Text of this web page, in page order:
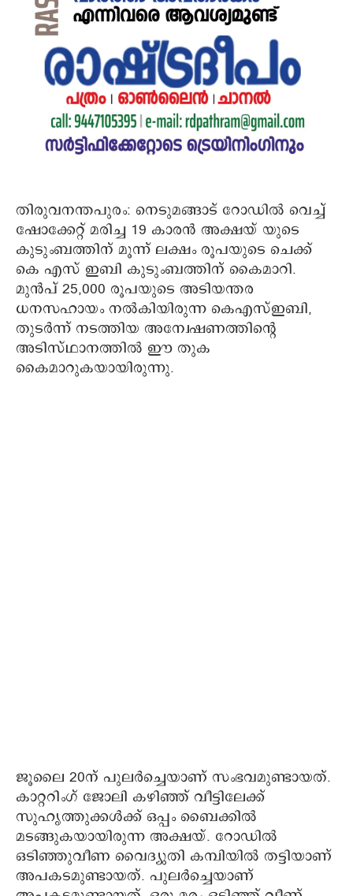
തിരുവനന്തപുരം: നെടുമങ്ങാട് റോഡിൽ വെച്ച്
ഷോക്കേറ്റ് മരിച്ച 19 കാരൻ അക്ഷയ് യുടെ
കുടുംബത്തിന് മൂന്ന് ലക്ഷം രൂപയുടെ ചെക്ക്
കെ എസ് ഇബി കുടുംബത്തിന് കൈമാറി.
മുൻപ് 25,000 രൂപയുടെ അടിയന്തര
ധനസഹായം നൽകിയിരുന്ന കെഎസ്ഇബി,
തുടർന്ന് നടത്തിയ അന്വേഷണത്തിന്റെ
അടിസ്ഥാനത്തിൽ ഈ തുക
കൈമാറുകയായിരുന്നു.
ജൂലൈ 20ന് പുലർച്ചെയാണ് സംഭവമുണ്ടായത്.
കാറ്ററിംഗ് ജോലി കഴിഞ്ഞ് വീട്ടിലേക്ക്
സുഹൃത്തുക്കൾക്ക് ഒപ്പം ബൈക്കിൽ
മടങ്ങുകയായിരുന്ന അക്ഷയ്. റോഡിൽ
ഒടിഞ്ഞുവീണ വൈദ്യുതി കമ്പിയിൽ തട്ടിയാണ്
അപകടമുണ്ടായത്. പുലർച്ചെയാണ്